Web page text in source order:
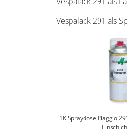
Vespalack 291 als
1K Spraydose Piaggio